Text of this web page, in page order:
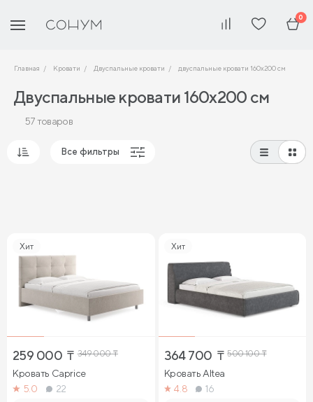
0
Главная Кровати Двуспальные кровати двуспальные кровати 160х200 см
Двуспальные кровати 160х200 см
57 товаров
Все фильтры
Хит
259 000 ₸ 349 000₸
Кровать Caprice
5.0
22
Хит
364 700 ₸ 500 100₸
Кровать Altea
4.8
16